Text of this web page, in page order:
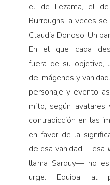
el de Lezama, el
Burroughs, a veces
Claudia Donoso. Un
En el que cada
fuera de su objetivo,
de imágenes y
personaje y evento
mito, según avatares
contradicción en las
en favor de la
de esa vanidad —esa
llama Sarduy— no es
urge. Equipa al